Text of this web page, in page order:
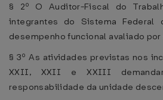
§ 2º O Auditor-Fiscal do
integrantes do Sistema
desempenho funcional avaliado
§ 3º As atividades previstas nos
XXII, XXII e XXIII
responsabilidade da unidade